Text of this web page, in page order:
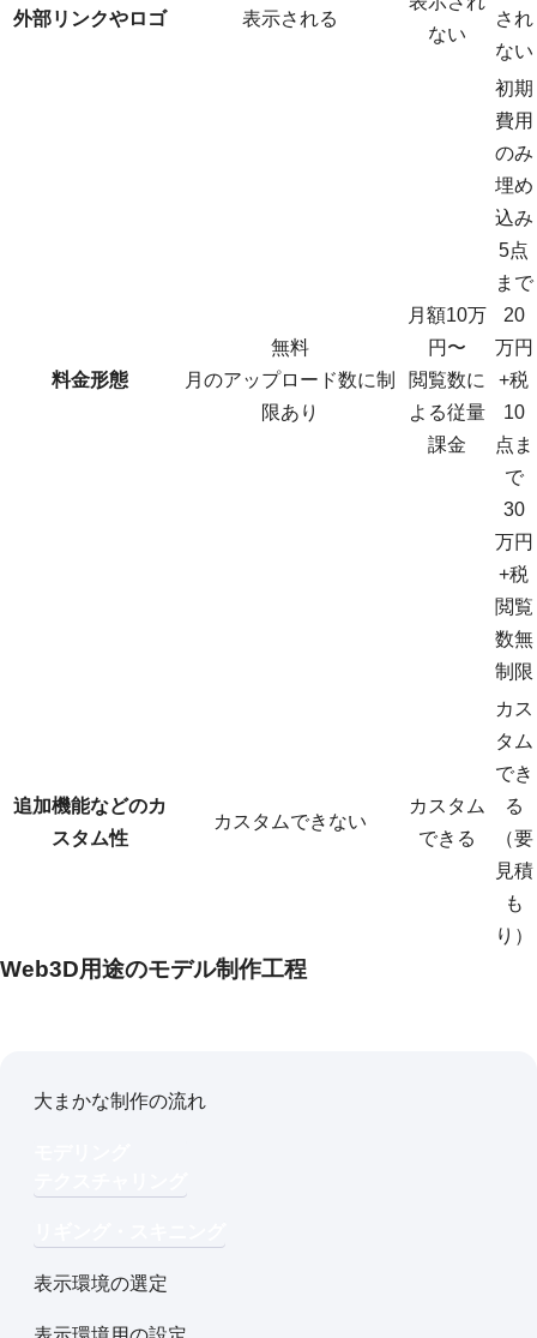
外部リンクやロゴ 表示される
ない
され
ない
料金形態
無料
月のアップロード数に制
限あり
月額10万
円〜
閲覧数に
よる従量
課金
初期
費用
のみ
埋め
込み
5点
まで
20
万円
+税
10
点ま
で
30
万円
+税
閲覧
数無
制限
追加機能などのカ
スタム性
カスタムできない
カスタム
できる
カス
タム
でき
る
（要
見積
も
り）
Web3D用途のモデル制作工程
大まかな制作の流れ
表示環境の選定